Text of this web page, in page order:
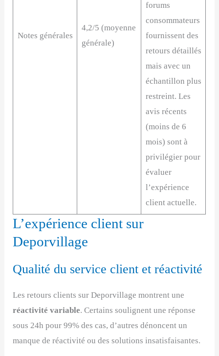
Notes générales
4,2/5 (moyenne
générale)
forums
consommateurs
fournissent des
retours détaillés
mais avec un
échantillon plus
restreint. Les
avis récents
(moins de 6
mois) sont à
privilégier pour
évaluer
l’expérience
client actuelle.
L’expérience client sur
Deporvillage
Qualité du service client et réactivité
Les retours clients sur Deporvillage montrent une
réactivité variable. Certains soulignent une réponse
sous 24h pour 99% des cas, d’autres dénoncent un
manque de réactivité ou des solutions insatisfaisantes.